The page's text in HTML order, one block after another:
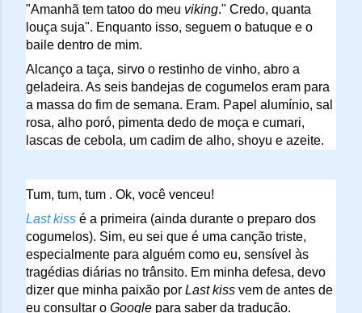
"Amanhã tem tatoo do meu viking." Credo, quanta
louça suja". Enquanto isso, seguem o batuque e o
baile dentro de mim.
Alcanço a taça, sirvo o restinho de vinho, abro a
geladeira. As seis bandejas de cogumelos eram para
a massa do fim de semana. Eram. Papel alumínio, sal
rosa, alho poró, pimenta dedo de moça e cumari,
lascas de cebola, um cadim de alho, shoyu e azeite.
Tum, tum, tum . Ok, você venceu!
Last kiss é a primeira (ainda durante o preparo dos
cogumelos). Sim, eu sei que é uma canção triste,
especialmente para alguém como eu, sensível às
tragédias diárias no trânsito. Em minha defesa, devo
dizer que minha paixão por Last kiss vem de antes de
eu consultar o Google para saber da tradução.